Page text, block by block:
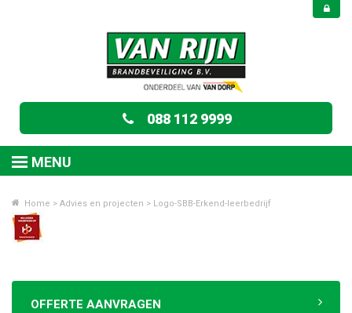
088 112 9999
MENU
Home > Advies en projecten > Logo-SBB-Erkend-leerbedrijf
OFFERTE AANVRAGEN